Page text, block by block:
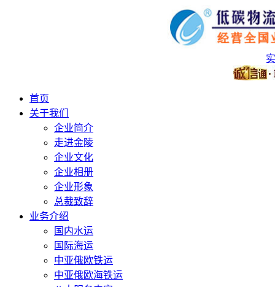
首页
关于我们
企业简介
走进金陵
企业文化
企业相册
企业形象
总裁致辞
业务介绍
国内水运
国际海运
中亚俄欧铁运
中亚俄欧海铁运